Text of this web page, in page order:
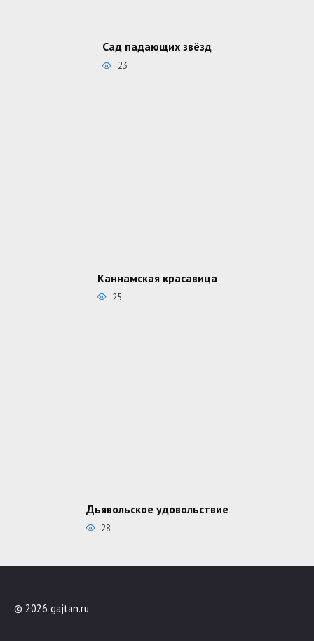
Сад падающих звёзд
23
Каннамская красавица
25
Дьявольское удовольствие
28
© 2026 gajtan.ru